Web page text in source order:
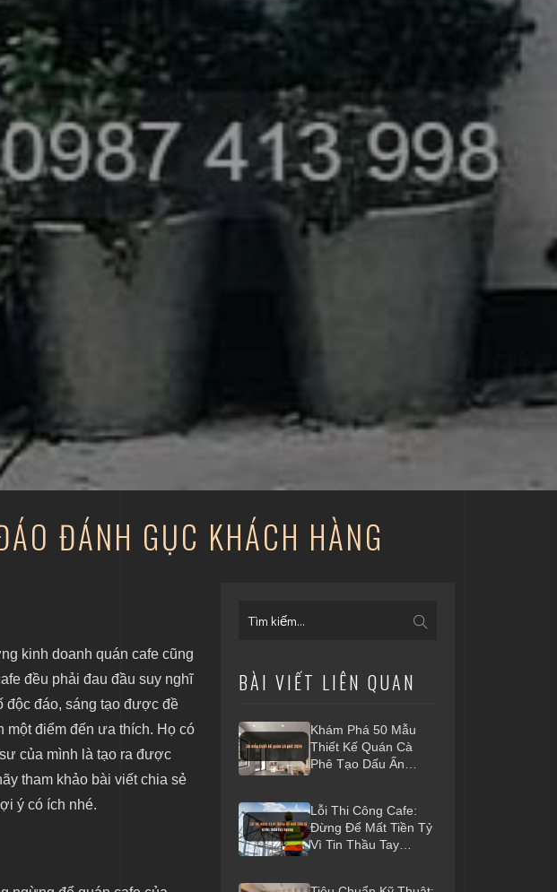
ĐÁNH GỤC KHÁCH HÀNG
kinh doanh quán cafe cũng
đều phải đau đầu suy nghĩ
độc đáo, sáng tạo được đề
một điểm đến ưa thích. Họ có
của mình là tạo ra được
tham khảo bài viết chia sẻ
ý có ích nhé.
BÀI VIẾT LIÊN QUAN
Khám Phá 50 Mẫu
Thiết Kế Quán Cà
Phê Tạo Dấu Ấn
Lỗi Thi Công Cafe:
Đừng Để Mất Tiền Tỷ
Vì Tin Thầu Tay